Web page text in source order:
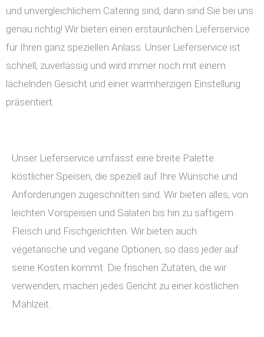
und unvergleichlichem Catering sind, dann sind Sie bei uns
genau richtig! Wir bieten einen erstaunlichen Lieferservice
für Ihren ganz speziellen Anlass. Unser Lieferservice ist
schnell, zuverlässig und wird immer noch mit einem
lächelnden Gesicht und einer warmherzigen Einstellung
präsentiert.
Unser Lieferservice umfasst eine breite Palette
köstlicher Speisen, die speziell auf Ihre Wünsche und
Anforderungen zugeschnitten sind. Wir bieten alles, von
leichten Vorspeisen und Salaten bis hin zu saftigem
Fleisch und Fischgerichten. Wir bieten auch
vegetarische und vegane Optionen, so dass jeder auf
seine Kosten kommt. Die frischen Zutaten, die wir
verwenden, machen jedes Gericht zu einer köstlichen
Mahlzeit.